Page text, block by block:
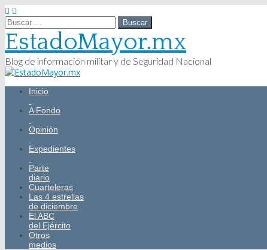
Buscar:
EstadoMayor.mx
Blog de información militar y de Seguridad Nacional
Main
Skip
content
Inicio
A Fondo
Opinión
Expedientes
Parte
diario
Cuarteleras
Las 4 estrellas
de diciembre
El ABC
del Ejército
Otros
medios